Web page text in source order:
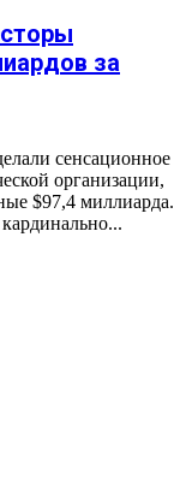
за
сенсационное
организации,
$97,4 миллиарда.